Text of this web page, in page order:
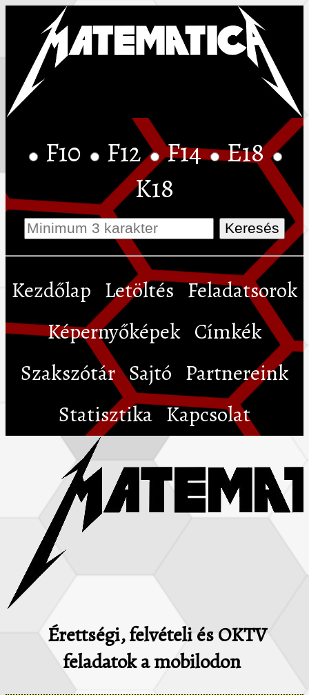
F10 F12 F14 E18
K18
Kezdőlap Letöltés Feladatsorok
Képernyőképek Címkék
Szakszótár Sajtó Partnereink
Statisztika Kapcsolat
Érettségi, felvételi és OKTV
feladatok a mobilodon